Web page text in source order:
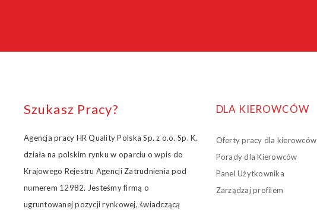
Szukasz Pracy?
Agencja pracy HR Quality Polska Sp. z o.o. Sp. K.
działa na polskim rynku w oparciu o wpis do
Krajowego Rejestru Agencji Zatrudnienia pod
numerem 12982. Jesteśmy firmą o
ugruntowanej pozycji rynkowej, świadczącą
DLA KIEROWCÓW
Oferty pracy dla kierowców
Porady dla Kierowców
Panel Użytkownika
Zarządzaj profilem